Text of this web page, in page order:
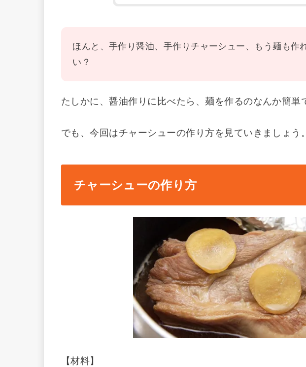
ほんと、手作り醤油、手作りチャーシュー、もう麺も作
い？
たしかに、醤油作りに比べたら、麺を作るのなんか簡単
でも、今回はチャーシューの作り方を見ていきましょう。
チャーシューの作り方
【材料】